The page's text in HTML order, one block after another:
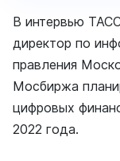
В интервью
директор по
правления
Мосбиржа
цифровых
2022 года.